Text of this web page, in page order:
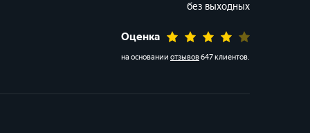
без выходных
Оценка
на основании отзывов647 клиентов.